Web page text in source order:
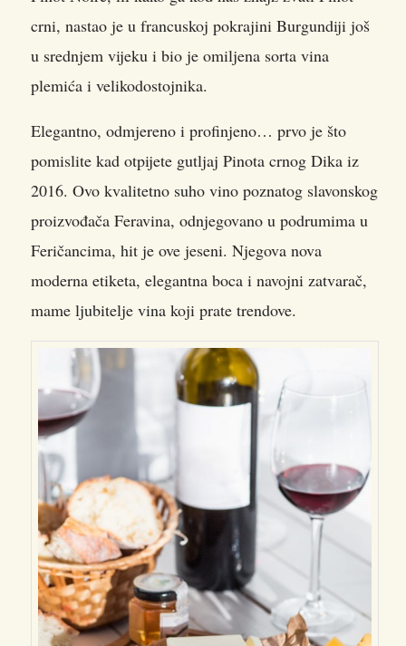
crni, nastao je u francuskoj pokrajini Burgundiji još
u srednjem vijeku i bio je omiljena sorta vina
plemića i velikodostojnika.
Elegantno, odmjereno i profinjeno… prvo je što
pomislite kad otpijete gutljaj Pinota crnog Dika iz
2016. Ovo kvalitetno suho vino poznatog slavonskog
proizvođača Feravina, odnjegovano u podrumima u
Feričancima, hit je ove jeseni. Njegova nova
moderna etiketa, elegantna boca i navojni zatvarač,
mame ljubitelje vina koji prate trendove.